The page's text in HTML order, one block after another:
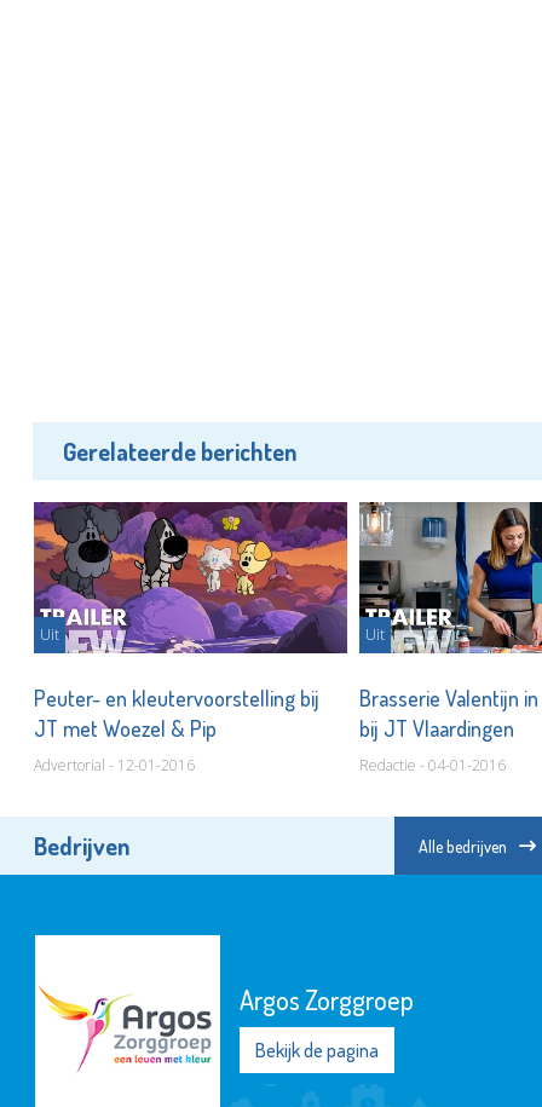
Gerelateerde berichten
Uit
Peuter- en kleutervoorstelling bij
JT met Woezel & Pip
Advertorial - 12-01-2016
Uit
Brasserie Valentijn
bij JT Vlaardingen
Redactie - 04-01-2016
Bedrijven Alle bedrijven
Argos Zorggroep
Bekijk de pagina